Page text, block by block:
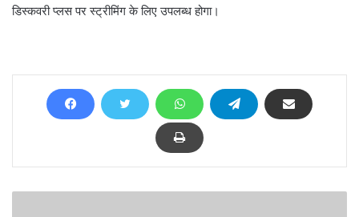
डिस्कवरी प्लस पर स्ट्रीमिंग के लिए उपलब्ध होगा।